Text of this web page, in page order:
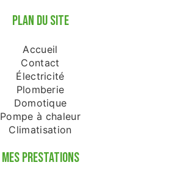
PLAN DU SITE
Accueil
Contact
Électricité
Plomberie
Domotique
Pompe à chaleur
Climatisation
MES PRESTATIONS